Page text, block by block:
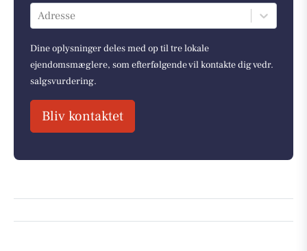
Adresse
Dine oplysninger deles med op til tre lokale
ejendomsmæglere, som efterfølgende vil kontakte dig vedr.
salgsvurdering.
Bliv kontaktet